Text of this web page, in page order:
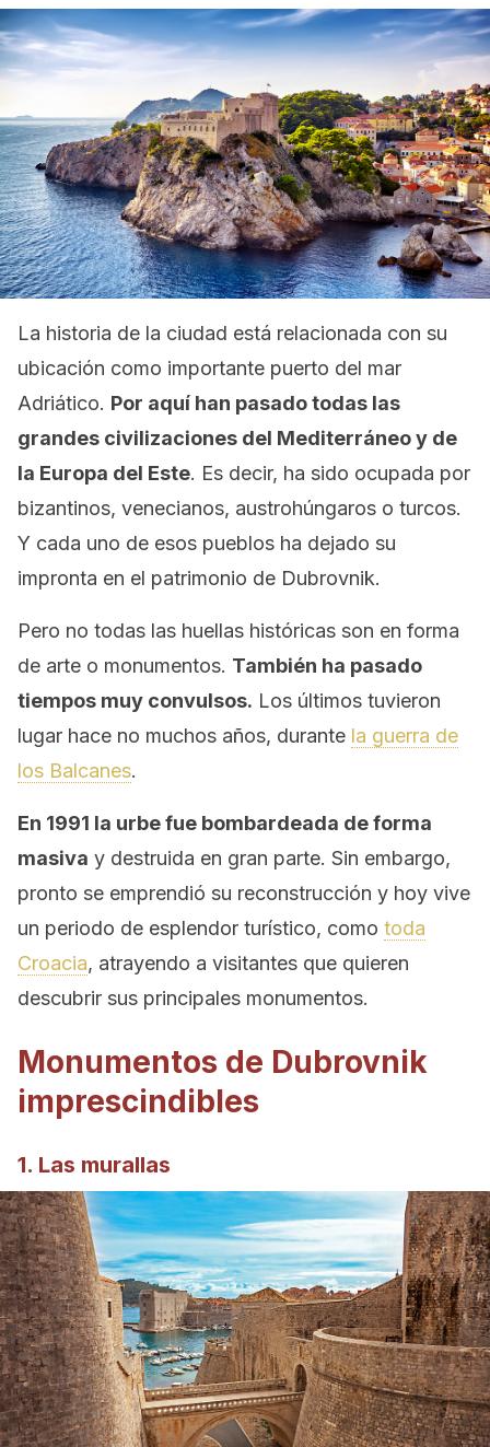
La historia de la ciudad está relacionada con su
ubicación como importante puerto del mar
Adriático. Por aquí han pasado todas las
grandes civilizaciones del Mediterráneo y de
la Europa del Este. Es decir, ha sido ocupada por
bizantinos, venecianos, austrohúngaros o turcos.
Y cada uno de esos pueblos ha dejado su
impronta en el patrimonio de Dubrovnik.
Pero no todas las huellas históricas son en forma
de arte o monumentos. También ha pasado
tiempos muy convulsos. Los últimos tuvieron
lugar hace no muchos años, durante la guerra de
los Balcanes.
En 1991 la urbe fue bombardeada de forma
masiva y destruida en gran parte. Sin embargo,
pronto se emprendió su reconstrucción y hoy vive
un periodo de esplendor turístico, como toda
Croacia, atrayendo a visitantes que quieren
descubrir sus principales monumentos.
Monumentos de Dubrovnik
imprescindibles
1. Las murallas